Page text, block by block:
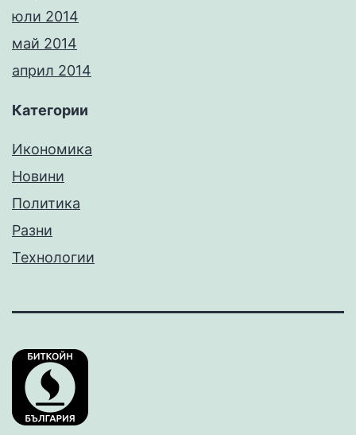
юли 2014
май 2014
април 2014
Категории
Икономика
Новини
Политика
Разни
Технологии